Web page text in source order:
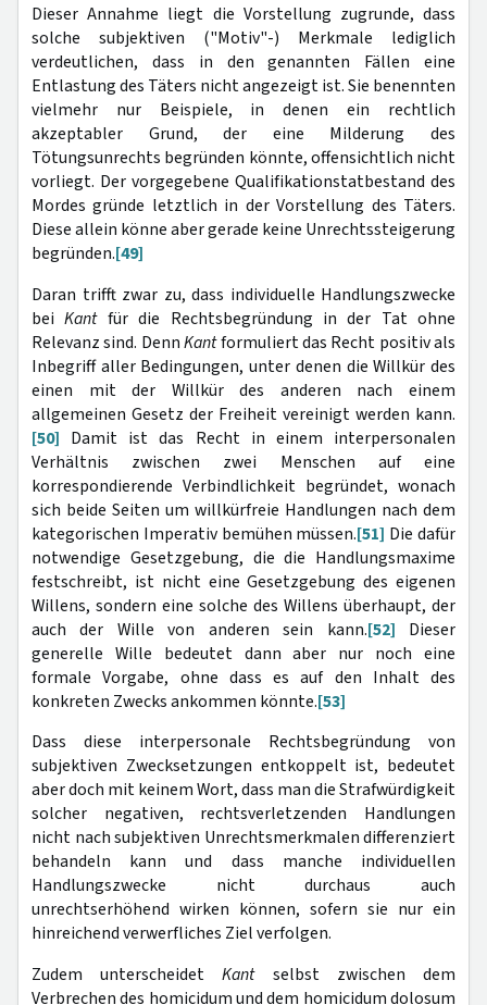
Dieser Annahme liegt die Vorstellung zugrunde, dass
solche subjektiven ("Motiv"-) Merkmale lediglich
verdeutlichen, dass in den genannten Fällen eine
Entlastung des Täters nicht angezeigt ist. Sie benennten
vielmehr nur Beispiele, in denen ein rechtlich
akzeptabler Grund, der eine Milderung des
Tötungsunrechts begründen könnte, offensichtlich nicht
vorliegt. Der vorgegebene Qualifikationstatbestand des
Mordes gründe letztlich in der Vorstellung des Täters.
Diese allein könne aber gerade keine Unrechtssteigerung
begründen.[49]
Daran trifft zwar zu, dass individuelle Handlungszwecke
beiKantfür die Rechtsbegründung in der Tat ohne
Relevanz sind. DennKantformuliert das Recht positiv als
Inbegriff aller Bedingungen, unter denen die Willkür des
einen mit der Willkür des anderen nach einem
allgemeinen Gesetz der Freiheit vereinigt werden kann.
[50] Damit ist das Recht in einem interpersonalen
Verhältnis zwischen zwei Menschen auf eine
korrespondierende Verbindlichkeit begründet, wonach
sich beide Seiten um willkürfreie Handlungen nach dem
kategorischen Imperativ bemühen müssen.[51] Die dafür
notwendige Gesetzgebung, die die Handlungsmaxime
festschreibt, ist nicht eine Gesetzgebung des eigenen
Willens, sondern eine solche des Willens überhaupt, der
auch der Wille von anderen sein kann.[52] Dieser
generelle Wille bedeutet dann aber nur noch eine
formale Vorgabe, ohne dass es auf den Inhalt des
konkreten Zwecks ankommen könnte.[53]
Dass diese interpersonale Rechtsbegründung von
subjektiven Zwecksetzungen entkoppelt ist, bedeutet
aber doch mit keinem Wort, dass man die Strafwürdigkeit
solcher negativen, rechtsverletzenden Handlungen
nicht nach subjektiven Unrechtsmerkmalen differenziert
behandeln kann und dass manche individuellen
Handlungszwecke nicht durchaus auch
unrechtserhöhend wirken können, sofern sie nur ein
hinreichend verwerfliches Ziel verfolgen.
Zudem unterscheidetKantselbst zwischen dem
Verbrechen des homicidum und dem homicidum dolosum